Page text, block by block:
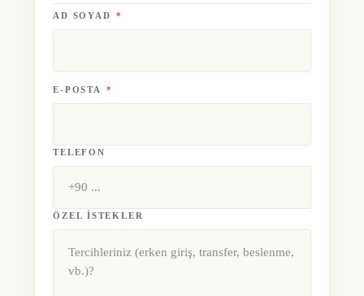
AD SOYAD *
E-POSTA *
TELEFON
ÖZEL ISTEKLER